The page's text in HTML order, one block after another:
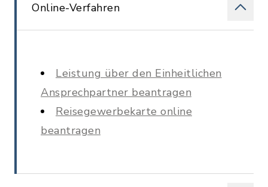
Online-Verfahren
Leistung über den Einheitlichen
Ansprechpartner beantragen
Reisegewerbekarte online
beantragen